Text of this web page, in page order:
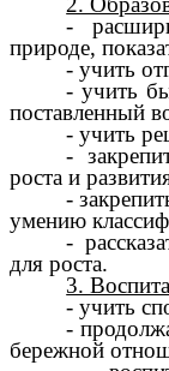
-
природе,
- учить
- учить
поставленный
- учить
-
роста и
-
умению
-
для роста.
3.
- учить
-
бережной